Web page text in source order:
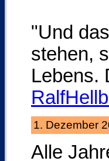
"Und
stehen,
Lebens.
1. Dezember
Alle